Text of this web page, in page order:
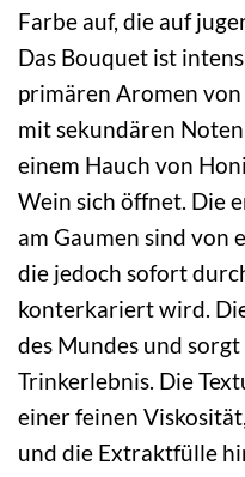
Farbe auf, die auf
Das Bouquet ist
primären Aromen
mit sekundären
einem Hauch von
Wein sich öffnet. Die
am Gaumen sind von
die jedoch sofort
konterkariert wird.
des Mundes und
Trinkerlebnis. Die
einer feinen
und die Extraktfülle